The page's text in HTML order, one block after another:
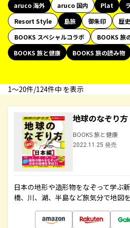
aruco 海外
aruco 国内 Plat
Resort Style
島旅 御朱印 歴
BOOKS スペシャルコラボ
BOOKS 旅
BOOKS 旅と健康
BOOKS 旅の読み物
1〜20件/124件中 を表示
地球のなぞり
BOOKS 旅と健康
2022.11.25 発売
日本の地形や造形物をなぞって学ぶ
橋、川、湖、半島など旅気分で地図